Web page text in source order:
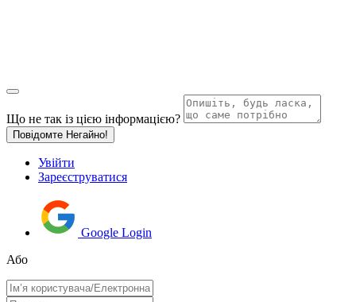
Що не так із цією інформацією?
Повідомте Негайно!
Увійти
Зареєструватися
Google Login
Або